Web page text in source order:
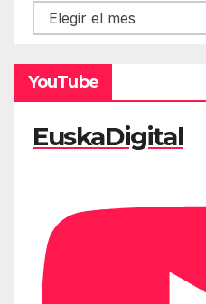
Hemeroteca
YouTube
EuskaDigital